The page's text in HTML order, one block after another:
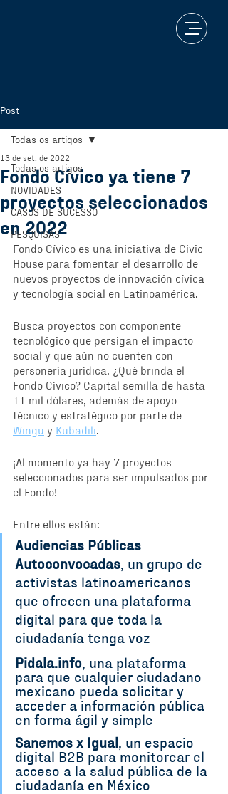
Post
Todas os artigos
NOVIDADES
CASOS DE SUCESSO
PESQUISAS
Todas os artigos
Fondo Cívico ya tiene 7
proyectos seleccionados
en 2022
13 de set. de 2022
Fondo Cívico es una iniciativa de Civic
House para fomentar el desarrollo de
nuevos proyectos de innovación cívica
y tecnología social en Latinoamérica.
Busca proyectos con componente
tecnológico que persigan el impacto
social y que aún no cuenten con
personería jurídica. ¿Qué brinda el
Fondo Cívico? Capital semilla de hasta
11 mil dólares, además de apoyo
técnico y estratégico por parte de
Wingu y Kubadili.
¡Al momento ya hay 7 proyectos
seleccionados para ser impulsados por
el Fondo!
Entre ellos están:
Audiencias Públicas
Autoconvocadas, un grupo de
activistas latinoamericanos
que ofrecen una plataforma
digital para que toda la
ciudadanía tenga voz
Pidala.info, una plataforma
para que cualquier ciudadano
mexicano pueda solicitar y
acceder a información pública
en forma ágil y simple
Sanemos x Igual , un espacio
digital B2B para monitorear el
acceso a la salud pública de la
ciudadanía en México